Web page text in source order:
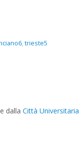
, trieste5
e dalla Città Universitaria